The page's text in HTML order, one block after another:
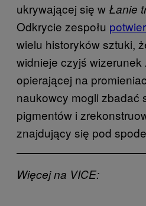
ukrywającej się w Łanie
Odkrycie zespołu
wielu historyków sztuki,
widnieje czyjś wizerunek .
opierającej na
naukowcy mogli zbadać
pigmentów i
znajdujący się pod
Więcej na VICE: